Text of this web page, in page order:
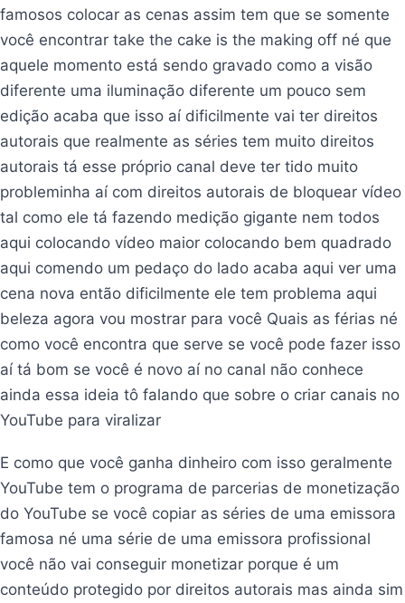
famosos colocar as cenas assim tem que se somente
você encontrar take the cake is the making off né que
aquele momento está sendo gravado como a visão
diferente uma iluminação diferente um pouco sem
edição acaba que isso aí dificilmente vai ter direitos
autorais que realmente as séries tem muito direitos
autorais tá esse próprio canal deve ter tido muito
probleminha aí com direitos autorais de bloquear vídeo
tal como ele tá fazendo medição gigante nem todos
aqui colocando vídeo maior colocando bem quadrado
aqui comendo um pedaço do lado acaba aqui ver uma
cena nova então dificilmente ele tem problema aqui
beleza agora vou mostrar para você Quais as férias né
como você encontra que serve se você pode fazer isso
aí tá bom se você é novo aí no canal não conhece
ainda essa ideia tô falando que sobre o criar canais no
YouTube para viralizar
E como que você ganha dinheiro com isso geralmente
YouTube tem o programa de parcerias de monetização
do YouTube se você copiar as séries de uma emissora
famosa né uma série de uma emissora profissional
você não vai conseguir monetizar porque é um
conteúdo protegido por direitos autorais mas ainda sim